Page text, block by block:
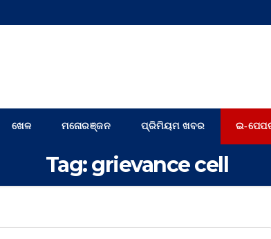
ଖେଳ ମନୋରଞ୍ଜନ ପ୍ରିମିୟମ ଖବର ଇ-
Tag:grievance cell